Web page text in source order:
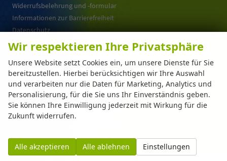
Widerrufsbelehrung und -formular
Informationen zur Barrierefreiheit
Datenschutz
Cookie-Einstellungen
Warum EU-Neuwagen ?
Weitere Informationen zum offiziellen Kraftstoffverbrauch und zu den offiziellen
spezifischen CO2-Emissionen und gegebenenfalls zum Stromverbrauch neuer PKW
können dem 'Leitfaden über den offiziellen Kraftstoffverbrauch, die offiziellen
spezifischen CO -Emissionen und den offiziellen Stromverbrauch neuer PKW'
entnommen werden, der an allen Verkaufsstellen und bei der 'Deutschen Automobil
© 2026Automarkt Dinser GmbH,Franz-Walchner-Str. 8,88239Wangen im
Wir respektieren Ihre Privatsphäre
Unsere Website setzt Cookies ein, um unsere Dienste für Sie
bereitzustellen. Hierbei berücksichtigen wir Ihre Auswahl
und verarbeiten nur die Daten für Marketing, Analytics und
Personalisierung, für die Sie uns Ihr Einverständnis geben.
Sie können Ihre Einwilligung jederzeit mit Wirkung für die
Zukunft widerrufen.
Alle akzeptieren Alle ablehnen Einstellungen